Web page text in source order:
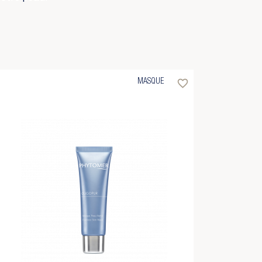
MASQUE favorite_border